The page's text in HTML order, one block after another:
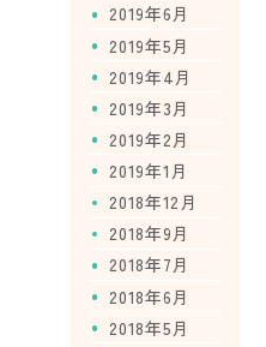
2019年6月
2019年5月
2019年4月
2019年3月
2019年2月
2019年1月
2018年12月
2018年9月
2018年7月
2018年6月
2018年5月